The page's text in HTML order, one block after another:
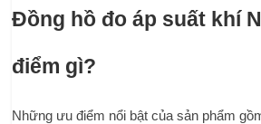
Đồng hồ đo áp suất khí
điểm gì?
Những ưu điểm nổi bật của sản phẩm